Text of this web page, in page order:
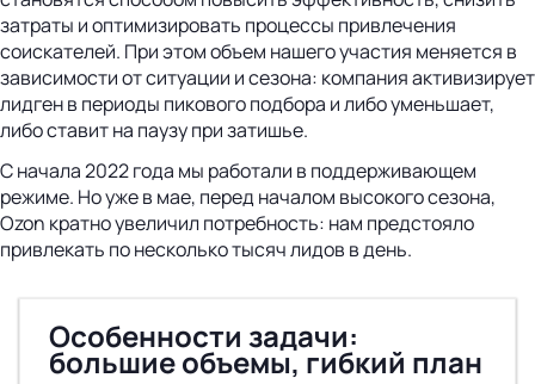
затраты и оптимизировать процессы привлечения
соискателей. При этом объем нашего участия меняется в
зависимости от ситуации и сезона: компания активизирует
лидген в периоды пикового подбора и либо уменьшает,
либо ставит на паузу при затишье.
С начала 2022 года мы работали в поддерживающем
режиме. Но уже в мае, перед началом высокого сезона,
Ozon кратно увеличил потребность: нам предстояло
привлекать по несколько тысяч лидов в день.
Особенности задачи:
большие объемы, гибкий план